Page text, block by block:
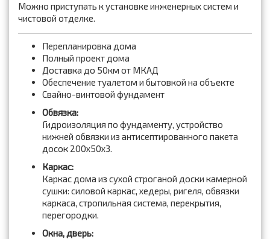
Можно приступать к установке инженерных систем и
чистовой отделке.
Перепланировка дома
Полный проект дома
Доставка до 50км от МКАД
Обеспечение туалетом и бытовкой на объекте
Свайно-винтовой фундамент
Обвязка:
Гидроизоляция по фундаменту, устройство
нижней обвязки из антисептированного пакета
досок 200x50x3.
Каркас:
Каркас дома из сухой строганой доски камерной
сушки: силовой каркас, хедеры, ригеля, обвязки
каркаса, стропильная система, перекрытия,
перегородки.
Окна, дверь: